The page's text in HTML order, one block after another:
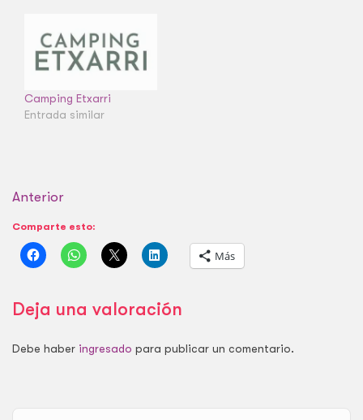
Camping Etxarri
Entrada similar
Anterior
Comparte esto:
Más
Deja una valoración
Debe haber ingresado para publicar un comentario.